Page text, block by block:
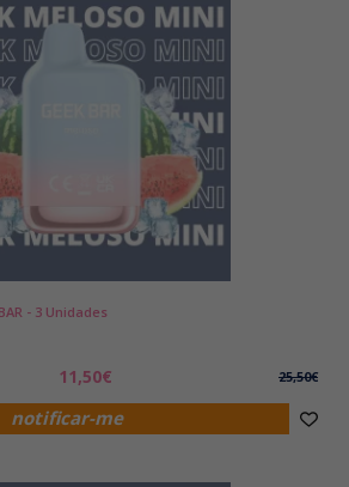
notificar-me
- 3 Unidades
11,50€ 25,50€